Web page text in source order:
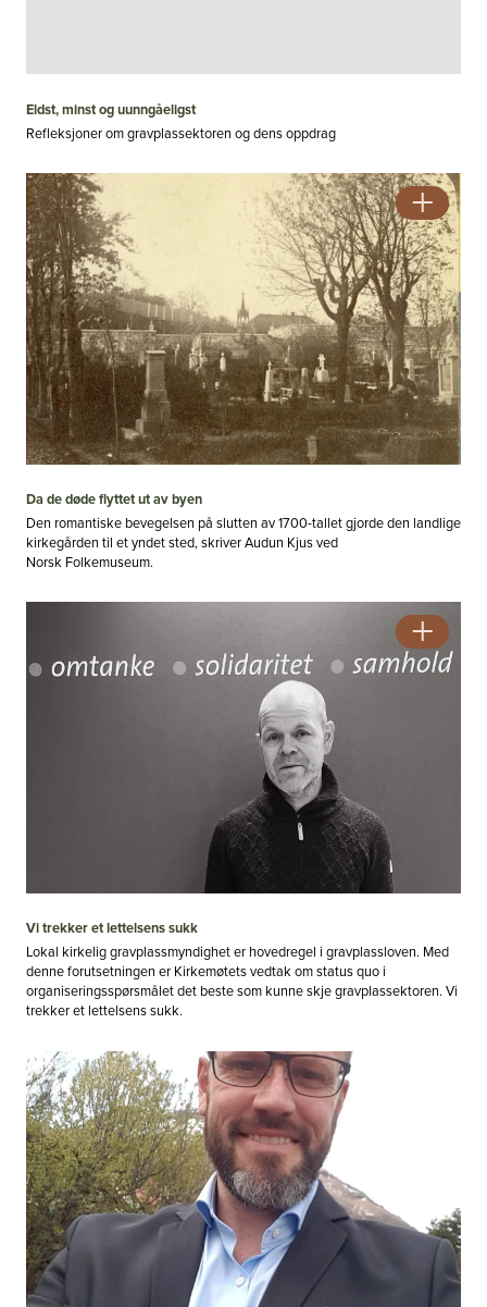
Eldst, minst og uunngåeligst
Refleksjoner om gravplassektoren og dens oppdrag
Da de døde flyttet ut av byen
Den romantiske bevegelsen på slutten av 1700-tallet gjorde den landlige
kirkegården til et yndet sted, skriver Audun Kjus ved
Norsk Folkemuseum.
Vi trekker et lettelsens sukk
Lokal kirkelig gravplassmyndighet er hovedregel i gravplassloven. Med
denne forutsetningen er Kirkemøtets vedtak om status quo i
organiseringsspørsmålet det beste som kunne skje gravplassektoren. Vi
trekker et lettelsens sukk.